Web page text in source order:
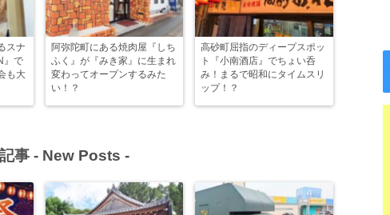
スナ
』で
も大
阿弥陀町にある焼肉屋『しち
ふく』が『みき家』に生まれ
変わってオープンするみた
い！？
高砂町屈指のディープスポッ
ト『小南酒店』でちょい呑
み！まるで昭和にタイムスリ
ップ！？
事 - New Posts -